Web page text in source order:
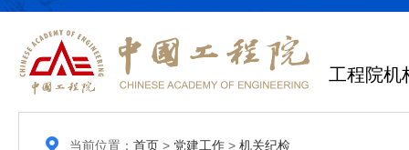
工程院机
当前位置： 首页> 党建工作> 机关纪检